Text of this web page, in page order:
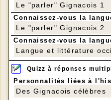
Le "parler" Gignacois 1
Connaissez-vous la
Le "parler" Gignacois 2
Connaissez-vous la
Langue et littérature
Quizz à réponses
Personnalités liées à
Des Gignacois célèbres